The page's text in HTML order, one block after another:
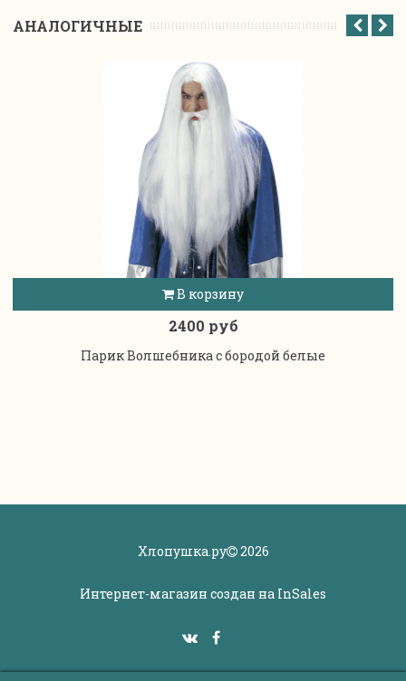
АНАЛОГИЧНЫЕ
В корзину
2400 руб
Парик Волшебника с бородой белые
Хлопушка.ру 2026
Интернет-магазин создан на InSales